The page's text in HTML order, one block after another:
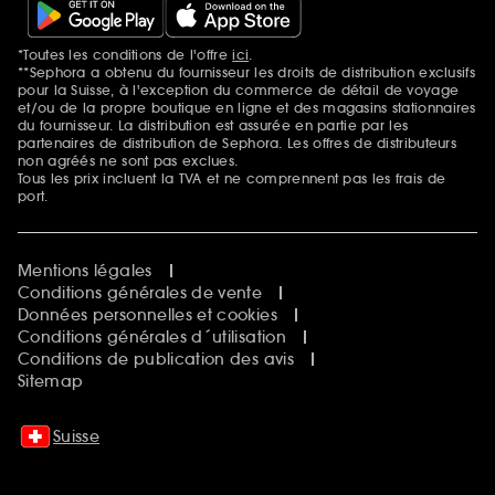
Mentions additionnelles
*Toutes les conditions de l'offreici.
**Sephora a obtenu du fournisseur les droits de distribution exclusifs
pour la Suisse, à l'exception du commerce de détail de voyage
et/ou de la propre boutique en ligne et des magasins stationnaires
du fournisseur. La distribution est assurée en partie par les
partenaires de distribution de Sephora. Les offres de distributeurs
non agréés ne sont pas exclues.
Tous les prix incluent la TVA et ne comprennent pas les frais de
port.
Mentions légales
Conditions générales de vente
Données personnelles et cookies
Conditions générales d´utilisation
Conditions de publication des avis
Sitemap
Suisse